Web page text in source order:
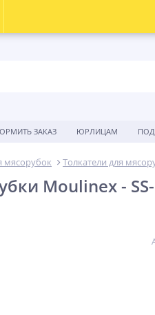
ЗАКАЗ ЮРЛИЦАМ
мясорубок Толкатели для
Moulinex -